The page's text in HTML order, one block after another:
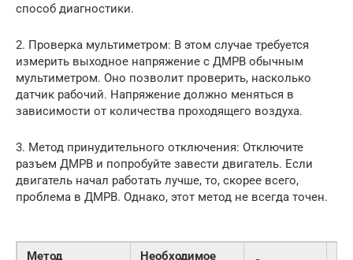
способ диагностики.
2. Проверка мультиметром: В этом случае требуется
измерить выходное напряжение с ДМРВ обычным
мультиметром. Оно позволит проверить, насколько
датчик рабочий. Напряжение должно меняться в
зависимости от количества проходящего воздуха.
3. Метод принудительного отключения: Отключите
разъем ДМРВ и попробуйте завести двигатель. Если
двигатель начал работать лучше, то, скорее всего,
проблема в ДМРВ. Однако, этот метод не всегда точен.
Метод
Необходимое